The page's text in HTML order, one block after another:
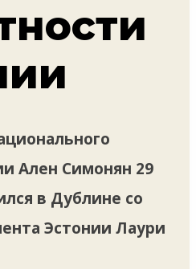
Ален Симонян 29
в Дублине со
Эстонии Лаури